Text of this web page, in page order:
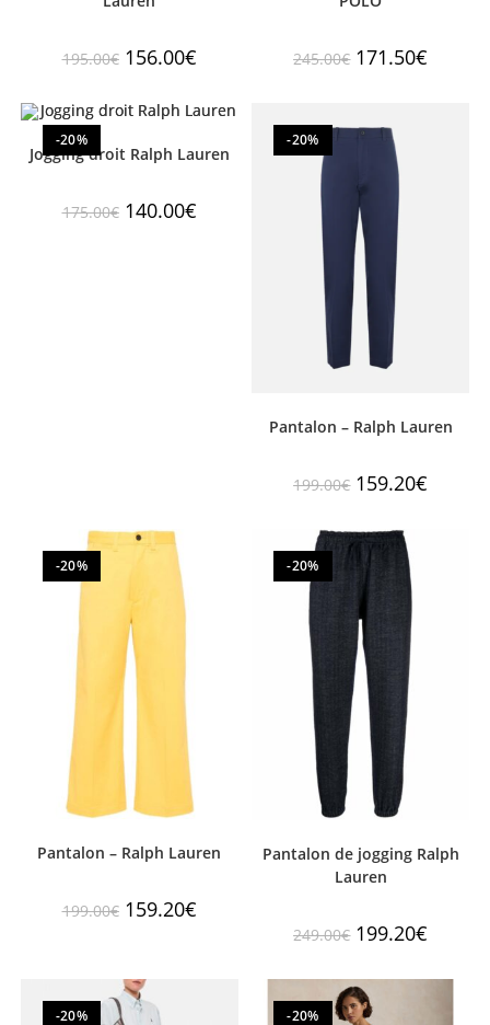
195.00€ 156.00€ 245.00€ 171.50€
-20%
Jogging droit Ralph Lauren
175.00€ 140.00€
-20%
Pantalon – Ralph Lauren
199.00€ 159.20€
-20%
Pantalon – Ralph Lauren
199.00€ 159.20€
-20%
Pantalon de jogging Ralph
Lauren
249.00€ 199.20€
-20% -20%